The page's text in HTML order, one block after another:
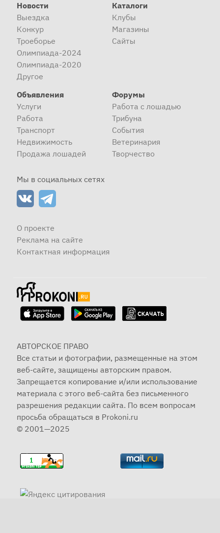
Новости
Выездка
Конкур
Троеборье
Олимпиада-2024
Олимпиада-2020
Другое
Каталоги
Клубы
Магазины
Сайты
Объявления
Услуги
Работа
Транспорт
Недвижимость
Продажа лошадей
Форумы
Работа с лошадью
Трибуна
События
Ветеринария
Творчество
Мы в социальных сетях
О проекте
Реклама на сайте
Контактная информация
АВТОРСКОЕ ПРАВО
Все статьи и фотографии, размещенные на этом
веб-сайте, защищены авторским правом.
Запрещается копирование и/или использование
материала с этого веб-сайта без письменного
разрешения редакции сайта. По всем вопросам
просьба обращаться в Prokoni.ru
© 2001—2025